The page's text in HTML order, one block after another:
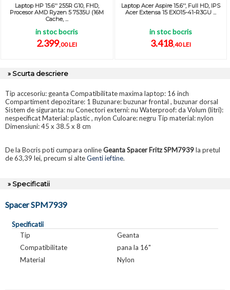
Laptop HP 15.6'' 255R G10, FHD,
Procesor AMD Ryzen 5 7535U (16M
Cache, ...
in stoc bocris
2.399,00 LEI
Laptop Acer Aspire 15.6'', Full HD, IPS
Acer Extensa 15 EXO15-41-R3GU ...
in stoc bocris
3.418,40 LEI
» Scurta descriere
Tip accesoriu: geanta Compatibilitate maxima laptop: 16 inch
Compartiment depozitare: 1 Buzunare: buzunar frontal , buzunar dorsal
Sistem de siguranta: nu Conectori externi: nu Waterproof: da Volum (litri):
nespecificat Material: plastic , nylon Culoare: negru Tip material: nylon
Dimensiuni: 45 x 38.5 x 8 cm
De la Bocris poti cumpara onlineGeanta Spacer Fritz SPM7939la pretul
de 63,39 lei, precum si alteGenti ieftine.
» Specificatii
Spacer SPM7939
Specificatii
Tip
Geanta
Compatibilitate
pana la 16"
Material
Nylon